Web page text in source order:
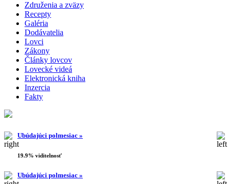
Združenia a zväzy
Recepty
Galéria
Dodávatelia
Lovci
Zákony
Články lovcov
Lovecké videá
Elektronická kniha
Inzercia
Fakty
Ubúdajúci polmesiac »
19.9% viditelnosť
Ubúdajúci polmesiac »